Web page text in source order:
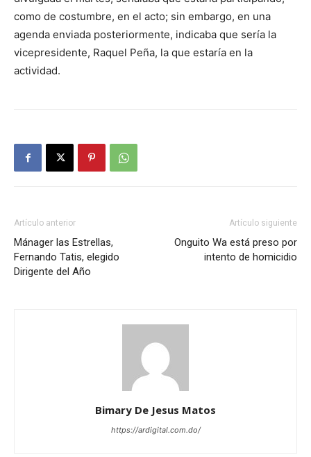
como de costumbre, en el acto; sin embargo, en una
agenda enviada posteriormente, indicaba que sería la
vicepresidente, Raquel Peña, la que estaría en la
actividad.
Artículo anterior
Mánager las Estrellas,
Fernando Tatis, elegido
Dirigente del Año
Artículo siguiente
Onguito Wa está preso por
intento de homicidio
Bimary De Jesus Matos
https://ardigital.com.do/